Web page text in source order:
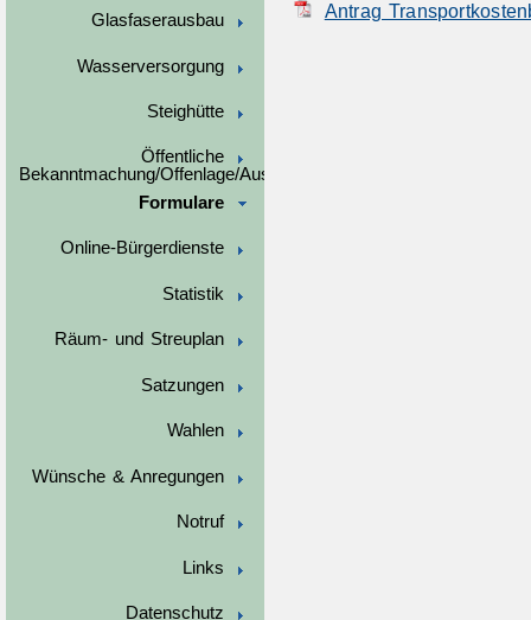
Glasfaserausbau
Wasserversorgung
Steighütte
Öffentliche
Bekanntmachung/Offenlage/Ausschreibungen
Formulare
Online-Bürgerdienste
Statistik
Räum- und Streuplan
Satzungen
Wahlen
Wünsche & Anregungen
Notruf
Links
Datenschutz
Antrag